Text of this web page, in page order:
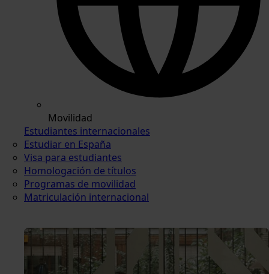
Movilidad
Estudiantes internacionales
Estudiar en España
Visa para estudiantes
Homologación de títulos
Programas de movilidad
Matriculación internacional